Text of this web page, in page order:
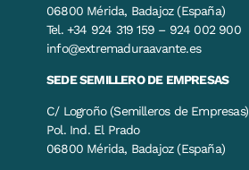
06800 Mérida, Badajoz (España)
Tel. +34 924 319 159 – 924 002 900
info@extremaduraavante.es
SEDE SEMILLERO DE EMPRESAS
C/ Logroño (Semilleros de Empresas)
Pol. Ind. El Prado
06800 Mérida, Badajoz (España)